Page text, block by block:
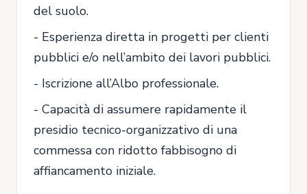
del suolo.
- Esperienza diretta in progetti per clienti
pubblici e/o nell’ambito dei lavori pubblici.
- Iscrizione all’Albo professionale.
- Capacità di assumere rapidamente il
presidio tecnico-organizzativo di una
commessa con ridotto fabbisogno di
affiancamento iniziale.